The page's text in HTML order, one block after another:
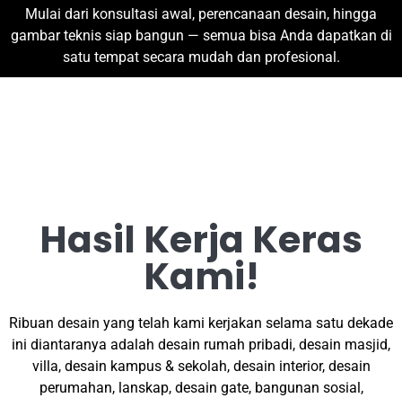
Mulai dari konsultasi awal, perencanaan desain, hingga
gambar teknis siap bangun — semua bisa Anda dapatkan di
satu tempat secara mudah dan profesional.
Hasil Kerja Keras
Kami!
Ribuan desain yang telah kami kerjakan selama satu dekade
ini diantaranya adalah desain rumah pribadi, desain masjid,
villa, desain kampus & sekolah, desain interior, desain
perumahan, lanskap, desain gate, bangunan sosial,